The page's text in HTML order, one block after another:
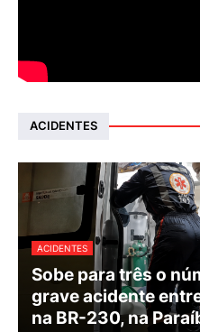
ACIDENTES
ACIDENTES
Sobe para três o
grave acidente
na BR-230, na